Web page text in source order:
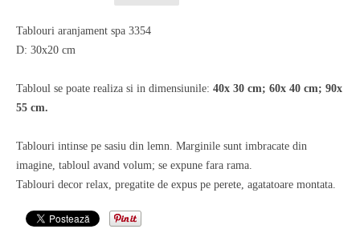
Tablouri aranjament spa 3354
D: 30x20 cm
Tabloul se poate realiza si in dimensiunile: 40x 30 cm; 60x 40 cm; 90x
55 cm.
Tablouri intinse pe sasiu din lemn. Marginile sunt imbracate din
imagine, tabloul avand volum; se expune fara rama.
Tablouri decor relax, pregatite de expus pe perete, agatatoare montata.